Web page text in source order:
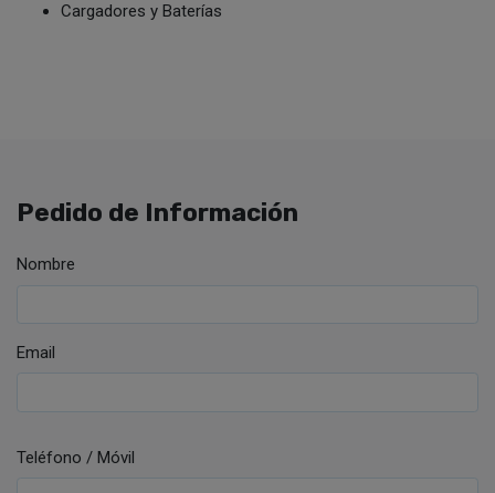
Cargadores y Baterías
Pedido de Información
Nombre
Email
Teléfono / Móvil